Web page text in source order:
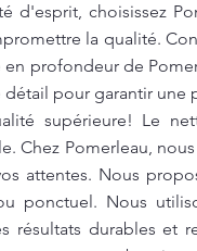
choisissez
la qualité.
profondeur de
pour garantir
supérieure! Le
Chez Pomerleau,
attentes. Nous
ponctuel. Nous
durables et